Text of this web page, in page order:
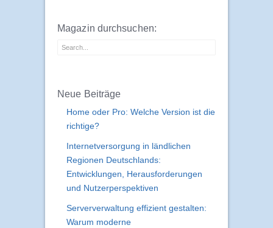
Magazin durchsuchen:
Neue Beiträge
Home oder Pro: Welche Version ist die
richtige?
Internetversorgung in ländlichen
Regionen Deutschlands:
Entwicklungen, Herausforderungen
und Nutzerperspektiven
Serververwaltung effizient gestalten:
Warum moderne